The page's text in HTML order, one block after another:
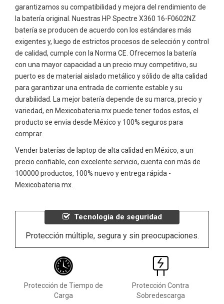
garantizamos su compatibilidad y mejora del rendimiento de
la batería original. Nuestras HP Spectre X360 16-F0602NZ
batería se producen de acuerdo con los estándares más
exigentes y, luego de estrictos procesos de selección y control
de calidad, cumple con la Norma CE. Ofrecemos la batería
con una mayor capacidad a un precio muy competitivo, su
puerto es de material aislado metálico y sólido de alta calidad
para garantizar una entrada de corriente estable y su
durabilidad. La mejor batería depende de su marca, precio y
variedad, en Mexicobateria.mx puede tener todos estos, el
producto se envia desde México y 100% seguros para
comprar.
Vender baterías de laptop de alta calidad en México, a un
precio confiable, con excelente servicio, cuenta con más de
100000 productos, 100% nuevo y entrega rápida -
Mexicobateria.mx.
Tecnologia de seguridad
Protección múltiple, segura y sin preocupaciones.
Protección de Tiempo de
Carga
Protección Contra
Sobredescarga